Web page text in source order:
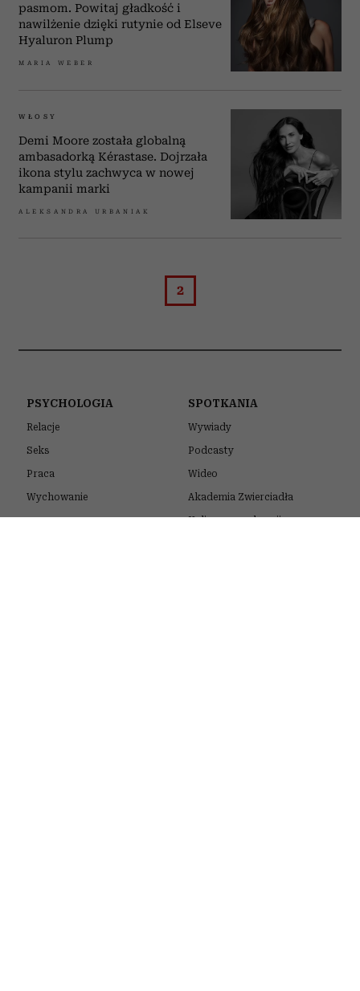
pasmom. Powitaj gładkość i
nawilżenie dzięki rutynie od Elseve
Hyaluron Plump
MARIA WEBER
WŁOSY
Demi Moore została globalną
ambasadorką Kérastase. Dojrzała
ikona stylu zachwyca w nowej
kampanii marki
ALEKSANDRA URBANIAK
2
PSYCHOLOGIA
Relacje
Seks
Praca
Wychowanie
SPOTKANIA
Wywiady
Podcasty
Wideo
Akademia Zwierciadła
Kulisy naszych sesji